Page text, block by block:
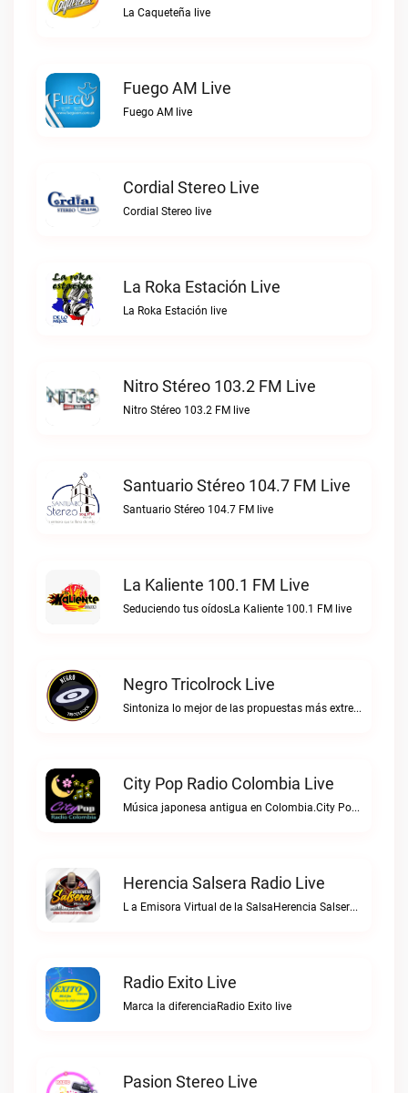
La Caqueteña live
Fuego AM Live
Fuego AM live
Cordial Stereo Live
Cordial Stereo live
La Roka Estación Live
La Roka Estación live
Nitro Stéreo 103.2 FM Live
Nitro Stéreo 103.2 FM live
Santuario Stéreo 104.7 FM Live
Santuario Stéreo 104.7 FM live
La Kaliente 100.1 FM Live
Seduciendo tus oídosLa Kaliente 100.1 FM live
Negro Tricolrock Live
Sintoniza lo mejor de las propuestas más extremas y virtuosas del metal colombianoNegro Tricolrock live
City Pop Radio Colombia Live
Música japonesa antigua en Colombia.City Pop Radio Colombia live
Herencia Salsera Radio Live
L a Emisora Virtual de la SalsaHerencia Salsera Radio live
Radio Exito Live
Marca la diferenciaRadio Exito live
Pasion Stereo Live